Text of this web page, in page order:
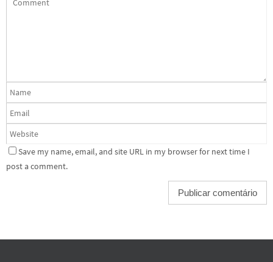
Save my name, email, and site URL in my browser for next time I
post a comment.